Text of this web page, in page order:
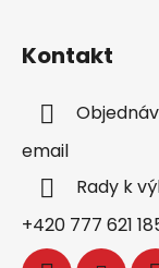
Kontakt
email
Rady k
+420 777 621